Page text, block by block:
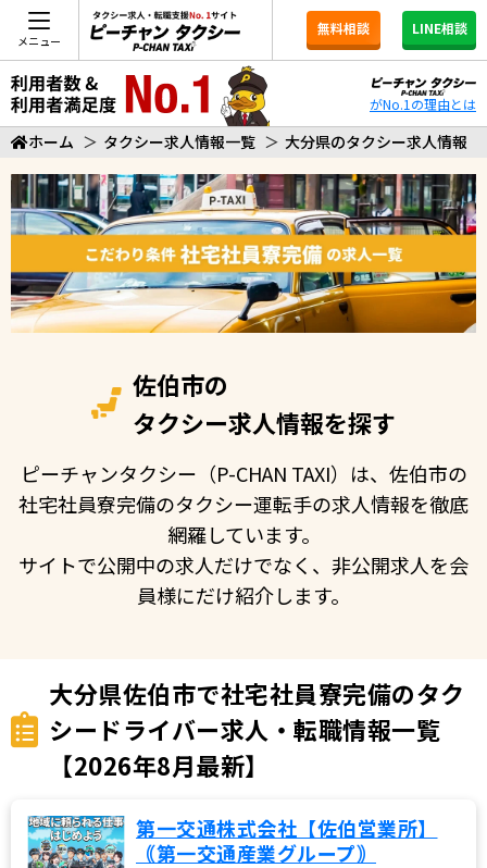
メニュー
無料相談 LINE相談
がNo.1の理由とは
ホーム ＞ タクシー求人情報一覧 ＞ 大分県のタクシー求人情報
佐伯市の
タクシー求人情報を探す
ピーチャンタクシー（P-CHAN TAXI）は、佐伯市の
社宅社員寮完備のタクシー運転手の求人情報を徹底
網羅しています。
サイトで公開中の求人だけでなく、非公開求人を会
員様にだけ紹介します。
大分県佐伯市で社宅社員寮完備のタク
シードライバー求人・転職情報一覧
【2026年8月最新】
第一交通株式会社【佐伯営業所】
｟第一交通産業グループ｠